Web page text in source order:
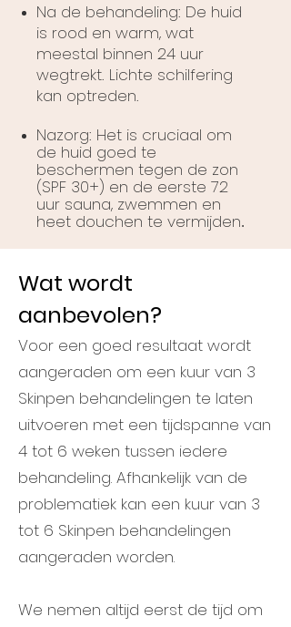
Na de behandeling: De huid
is rood en warm, wat
meestal binnen 24 uur
wegtrekt. Lichte schilfering
kan optreden.
Nazorg: Het is cruciaal om
de huid goed te
beschermen tegen de zon
(SPF 30+) en de eerste 72
uur sauna, zwemmen en
heet douchen te vermijden.​
Wat wordt
aanbevolen?
Voor een goed resultaat wordt
aangeraden om een kuur van 3
Skinpen behandelingen te laten
uitvoeren met een tijdspanne van
4 tot 6 weken tussen iedere
behandeling. Afhankelijk van de
problematiek kan een kuur van 3
tot 6 Skinpen behandelingen
aangeraden worden.
We nemen altijd eerst de tijd om